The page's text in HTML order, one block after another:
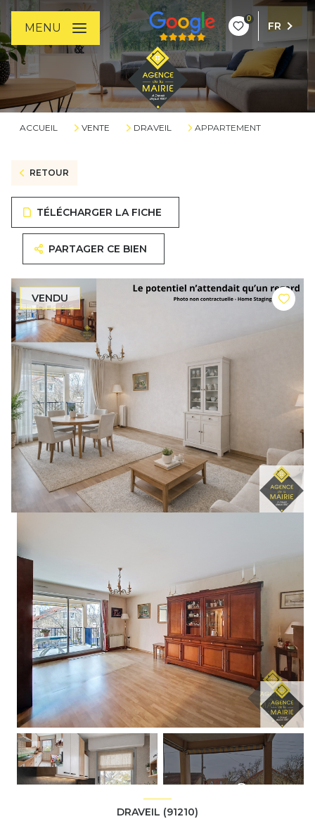
0
FR
MENU
ACCUEIL VENTE DRAVEIL APPARTEMENT
RETOUR
TÉLÉCHARGER LA FICHE
PARTAGER CE BIEN
VENDU
+8
DRAVEIL (91210)